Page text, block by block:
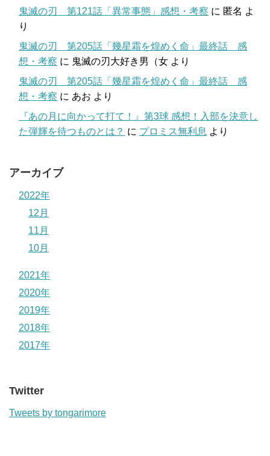
鬼滅の刃 第121話「異常事態」感想・考察 に 匿名 よ
り
鬼滅の刃 第205話「幾星霜を煌めく命」最終話 感
想・考察 に 鬼滅の刃大好き男（女 より
鬼滅の刃 第205話「幾星霜を煌めく命」最終話 感
想・考察 に あお より
『あの月に向かって打て！』第3球 感想！入部を決意し
た弾輝を待つものとは？ に プロミス無利息 より
アーカイブ
2022年
12月
11月
10月
2021年
2020年
2019年
2018年
2017年
Twitter
Tweets by tongarimore